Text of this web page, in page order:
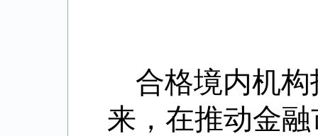
合格境内机
来，在推动金